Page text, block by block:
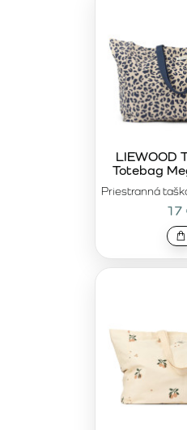
Priestranná
LIEWOOD
Totebag
17